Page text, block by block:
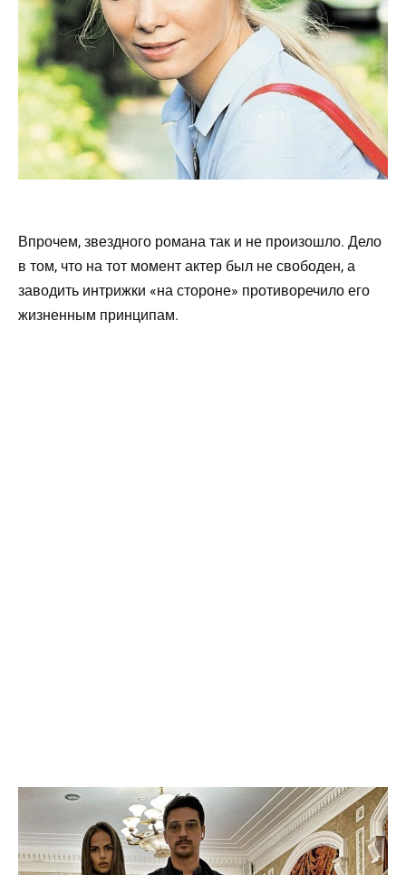
Впрочем, звездного романа так и не произошло. Дело
в том, что на тот момент актер был не свободен, а
заводить интрижки «на стороне» противоречило его
жизненным принципам.